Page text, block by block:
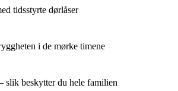
tidsstyrte dørlåser
i de mørke timene
slik beskytter du hele familien